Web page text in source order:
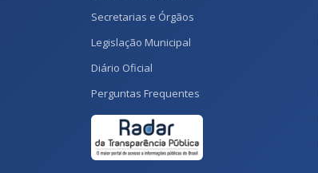
Secretarias e Órgãos
Legislação Municipal
Diário Oficial
Perguntas Frequentes